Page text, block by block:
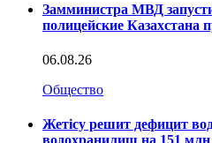
Замминистра МВД
полицейские Казахстана
06.08.26
Общество
Жетісу решит дефицит
водохранилищ на 151 млн